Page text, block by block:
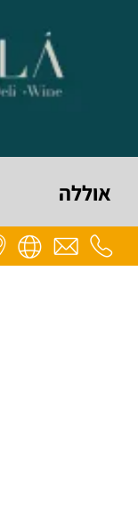
אוללה